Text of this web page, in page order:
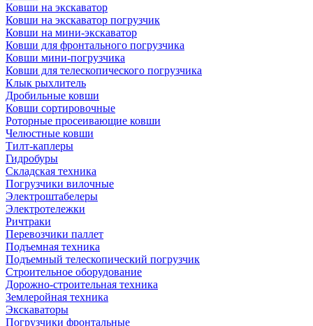
Ковши на экскаватор
Ковши на экскаватор погрузчик
Ковши на мини-экскаватор
Ковши для фронтального погрузчика
Ковши мини-погрузчика
Ковши для телескопического погрузчика
Клык рыхлитель
Дробильные ковши
Ковши сортировочные
Роторные просеивающие ковши
Челюстные ковши
Тилт-каплеры
Гидробуры
Складская техника
Погрузчики вилочные
Электроштабелеры
Электротележки
Ричтраки
Перевозчики паллет
Подъемная техника
Подъемный телескопический погрузчик
Строительное оборудование
Дорожно-строительная техника
Землеройная техника
Экскаваторы
Погрузчики фронтальные